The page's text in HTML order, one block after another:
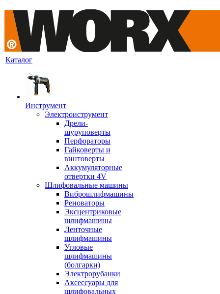
Каталог
Инструмент
Электроиструмент
Дрели-
шуруповерты
Перфораторы
Гайковерты и
винтоверты
Аккумуляторные
отвертки 4V
Шлифовальные машины
Виброшлифмашины
Реноваторы
Эксцентриковые
шлифмашины
Ленточные
шлифмашины
Угловые
шлифмашины
(болгарки)
Электрорубанки
Аксессуары для
шлифовальных